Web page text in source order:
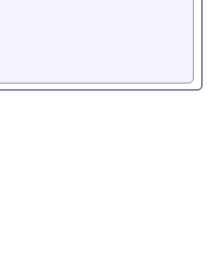
на ул. Моисеенко, 5